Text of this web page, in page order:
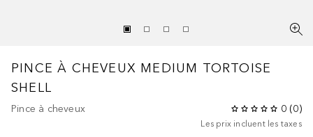
PINCE À CHEVEUX MEDIUM TORTOISE
SHELL
Pince à cheveux 0 (0)
Les prix incluent les taxes